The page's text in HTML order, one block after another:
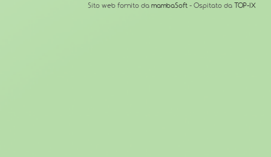
Sito web fornito da mambaSoft - Ospitato da TOP-IX